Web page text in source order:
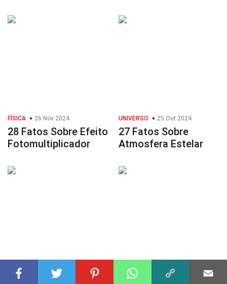
FÍSICA 26 Nov 2024
28 Fatos Sobre Efeito
Fotomultiplicador
UNIVERSO 25 Out 2024
27 Fatos Sobre
Atmosfera Estelar
ASTRONOMIA 09 Nov 2024 UNIVERSO 26 Out 2024